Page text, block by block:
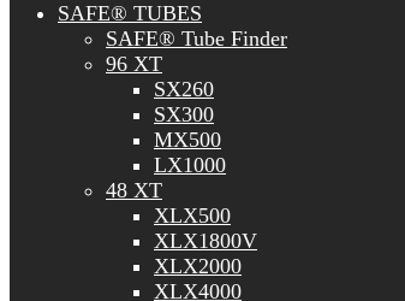
SAFE® TUBES
SAFE® Tube Finder
96 XT
SX260
SX300
MX500
LX1000
48 XT
XLX500
XLX1800V
XLX2000
XLX4000